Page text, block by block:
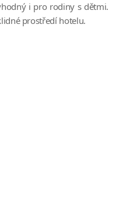
i pro rodiny s dětmi.
prostředí hotelu.